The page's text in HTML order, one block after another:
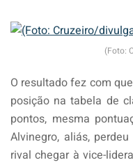
(Foto:
O resultado fez com
posição na tabela de
pontos, mesma
Alvinegro, aliás,
rival chegar à vice-